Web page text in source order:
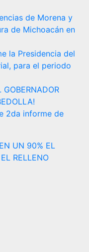
de Morena y
de Michoacán en
la Presidencia del
para el periodo
GOBERNADOR
2da informe de
UN 90% EL
RELLENO